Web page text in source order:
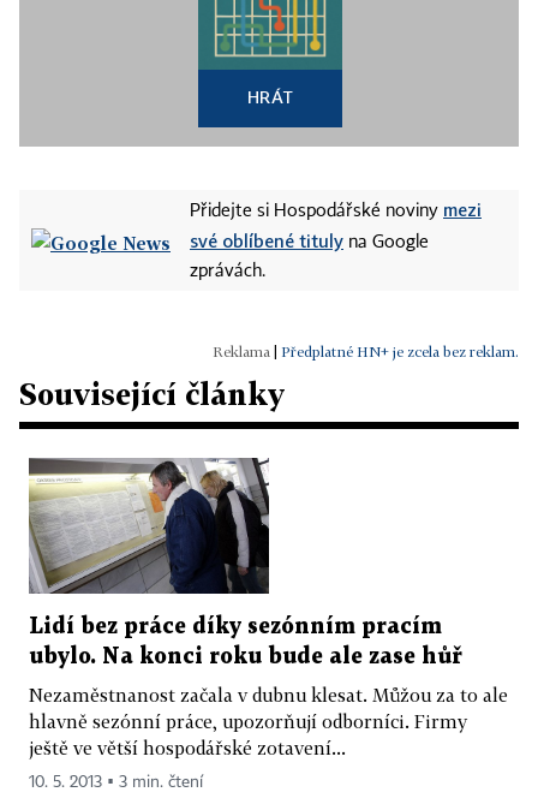
HRÁT
Přidejte si Hospodářské noviny mezi
své oblíbené tituly na Google
zprávách.
Předplatné HN+ je zcela bez reklam.
Související články
Lidí bez práce díky sezónním pracím
ubylo. Na konci roku bude ale zase hůř
Nezaměstnanost začala v dubnu klesat. Můžou za to ale
hlavně sezónní práce, upozorňují odborníci. Firmy
ještě ve větší hospodářské zotavení...
10. 5. 2013 ▪ 3 min. čtení